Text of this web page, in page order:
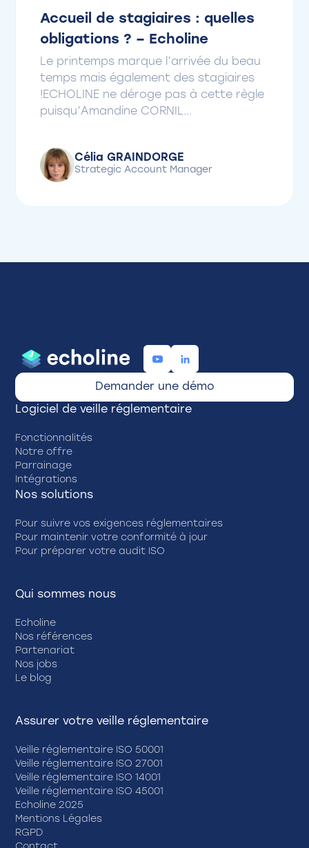
Accueil de stagiaires : quelles
obligations ? – Echoline
Le printemps marque l’arrivée du beau
temps mais également des stagiaires
!ECHOLINE ne déroge pas à cette règle
puisqu’Amandine CORNIL...
Célia GRAINDORGE
Strategic Account Manager
Demander une démo
Logiciel de veille réglementaire
Fonctionnalités
Notre offre
Parrainage
Intégrations
Nos solutions
Pour suivre vos exigences réglementaires
Pour maintenir votre conformité à jour
Pour préparer votre audit ISO
Qui sommes nous
Echoline
Nos références
Partenariat
Nos jobs
Le blog
Assurer votre veille réglementaire
Veille réglementaire ISO 50001
Veille réglementaire ISO 27001
Veille réglementaire ISO 14001
Veille réglementaire ISO 45001
Echoline 2025
Mentions Légales
RGPD